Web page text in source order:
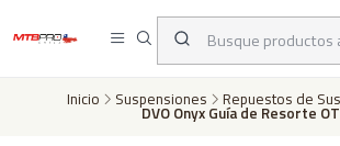
Despachos a todo Chile a través de Chilexpress en 24
dependiento de tu ubicación | Pago con tarjeta de
Inicio Suspensiones Repuestos de
DVO Onyx Guía de Resorte